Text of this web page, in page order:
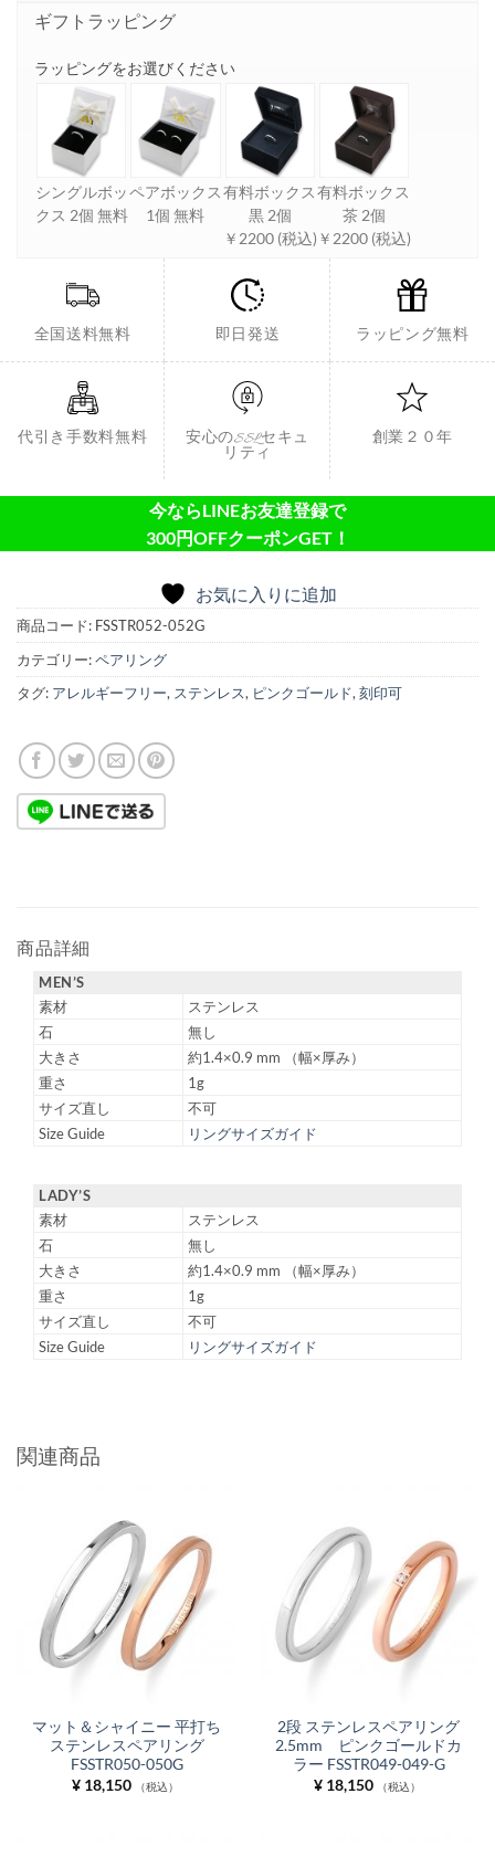
ギフトラッピング
ラッピングをお選びください
シングルボッ
クス 2個 無料
ペアボックス
1個 無料
有料ボックス
黒 2個
￥2200 (税込)
有料ボックス
茶 2個
￥2200 (税込)
全国送料無料 即日発送 ラッピング無料
代引き手数料無料
安心のSSLセキュ
リティ
創業２０年
今ならLINEお友達登録で
300円OFFクーポンGET！
お気に入りに追加
商品コード: FSSTR052-052G
カテゴリー:ペアリング
タグ: アレルギーフリー, ステンレス, ピンクゴールド,刻印可
商品詳細
MEN’S
素材
ステンレス
石
無し
大きさ
約1.4×0.9 mm （幅×厚み）
重さ
1g
サイズ直し
不可
Size Guide
リングサイズガイド
LADY’S
素材
ステンレス
石
無し
大きさ
約1.4×0.9 mm （幅×厚み）
重さ
1g
サイズ直し
不可
Size Guide
リングサイズガイド
関連商品
マット＆シャイニー 平打ち
ステンレスペアリング
FSSTR050-050G
¥18,150 （税込）
2段 ステンレスペアリング
2.5mm ピンクゴールドカ
ラー FSSTR049-049-G
¥18,150 （税込）